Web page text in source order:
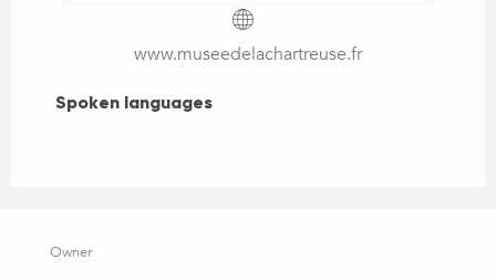
www.museedelachartreuse.fr
Spoken languages
Spoken languages
Owner